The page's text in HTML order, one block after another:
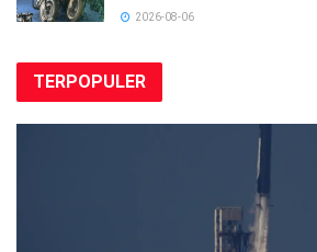
2026-08-06
TERPOPULER